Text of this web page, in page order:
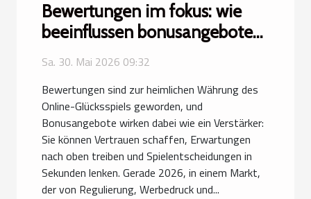
Bewertungen im fokus: wie
beeinflussen bonusangebote
mein spielverhalten wirklich
Sa. 30. Mai 2026 09:32
Bewertungen sind zur heimlichen Währung des
Online-Glücksspiels geworden, und
Bonusangebote wirken dabei wie ein Verstärker:
Sie können Vertrauen schaffen, Erwartungen
nach oben treiben und Spielentscheidungen in
Sekunden lenken. Gerade 2026, in einem Markt,
der von Regulierung, Werbedruck und...